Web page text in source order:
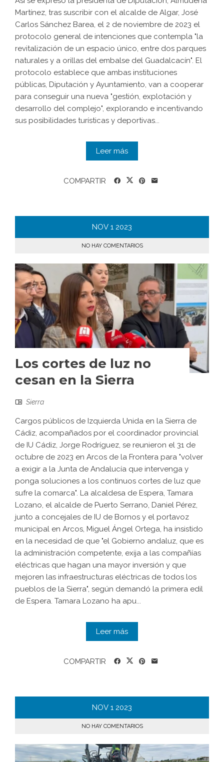
Martínez, tras suscribir con el alcalde de Algar, José
Carlos Sánchez Barea, el 2 de noviembre de 2023 el
protocolo general de intenciones que contempla "la
revitalización de un espacio único, entre dos parques
naturales y a orillas del embalse del Guadalcacín". El
protocolo establece que ambas instituciones
públicas, Diputación y Ayuntamiento, van a cooperar
para conseguir una nueva "gestión, explotación y
desarrollo del complejo", explorando e incentivando
sus posibilidades turísticas y deportivas...
Leer más
COMPARTIR
NOV 1 2023
NO HAY COMENTARIOS
Los cortes de luz no
cesan en la Sierra
Sierra
Cargos públicos de Izquierda Unida en la Sierra de
Cádiz, acompañados por el coordinador provincial
de IU Cádiz, Jorge Rodríguez, se reunieron el 31 de
octubre de 2023 en Arcos de la Frontera para "volver
a exigir a la Junta de Andalucía que intervenga y
ponga soluciones a los continuos cortes de luz que
sufre la comarca". La alcaldesa de Espera, Tamara
Lozano, el alcalde de Puerto Serrano, Daniel Pérez,
junto a concejales de IU de Bornos y el portavoz
municipal en Arcos, Miguel Ángel Ortega, ha insistido
en la necesidad de que "el Gobierno andaluz, que es
la administración competente, exija a las compañías
eléctricas que hagan una mayor inversión y que
mejoren las infraestructuras eléctricas de todos los
pueblos de la Sierra", según demandó la primera edil
de Espera. Tamara Lozano ha apu...
Leer más
COMPARTIR
NOV 1 2023
NO HAY COMENTARIOS